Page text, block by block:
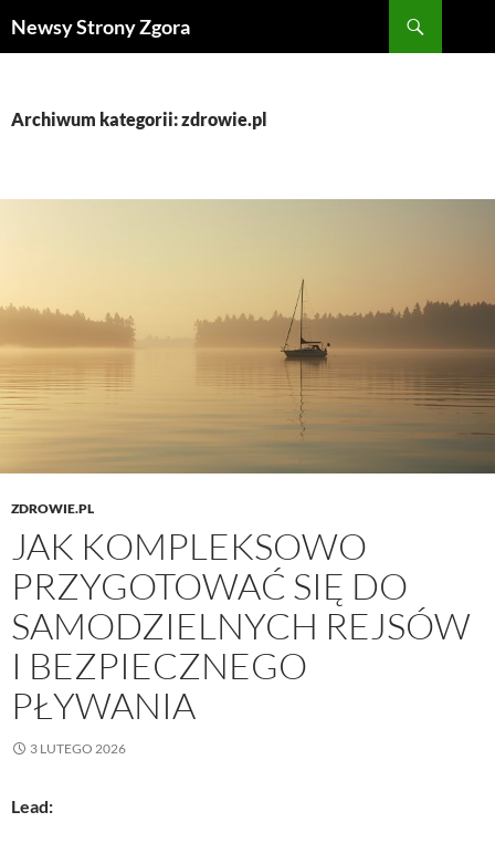
Newsy Strony Zgora
Archiwum kategorii: zdrowie.pl
ZDROWIE.PL
JAK KOMPLEKSOWO
PRZYGOTOWAĆ SIĘ DO
SAMODZIELNYCH REJSÓW
I BEZPIECZNEGO
PŁYWANIA
3 LUTEGO 2026
Lead: